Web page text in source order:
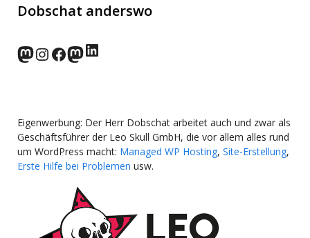
Dobschat anderswo
norden.social
Instagram
Facebook
wp-punks.social
LinkedIn
Eigenwerbung: Der Herr Dobschat arbeitet auch und zwar als
Geschäftsführer der Leo Skull GmbH, die vor allem alles rund
um WordPress macht: Managed WP Hosting, Site-Erstellung,
Erste Hilfe bei Problemen usw.